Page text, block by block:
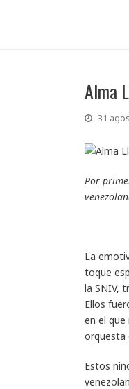
Alma
31
Por
La
toque
la SNIV,
Ellos
en el que
orquesta
Estos